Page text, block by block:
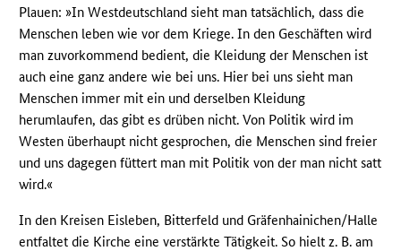
Plauen: »In Westdeutschland sieht man tatsächlich, dass die
Menschen leben wie vor dem Kriege. In den Geschäften wird
man zuvorkommend bedient, die Kleidung der Menschen ist
auch eine ganz andere wie bei uns. Hier bei uns sieht man
Menschen immer mit ein und derselben Kleidung
herumlaufen, das gibt es drüben nicht. Von Politik wird im
Westen überhaupt nicht gesprochen, die Menschen sind freier
und uns dagegen füttert man mit Politik von der man nicht satt
wird.«
In den Kreisen Eisleben, Bitterfeld und Gräfenhainichen/Halle
entfaltet die Kirche eine verstärkte Tätigkeit. So hielt z. B. am